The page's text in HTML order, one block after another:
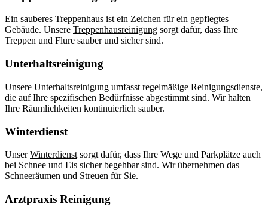
Ein sauberes Treppenhaus ist ein Zeichen für ein gepflegtes
Gebäude. Unsere Treppenhausreinigung sorgt dafür, dass Ihre
Treppen und Flure sauber und sicher sind.
Unterhaltsreinigung
Unsere Unterhaltsreinigung umfasst regelmäßige Reinigungsdienste,
die auf Ihre spezifischen Bedürfnisse abgestimmt sind. Wir halten
Ihre Räumlichkeiten kontinuierlich sauber.
Winterdienst
UnserWinterdienst sorgt dafür, dass Ihre Wege und Parkplätze auch
bei Schnee und Eis sicher begehbar sind. Wir übernehmen das
Schneeräumen und Streuen für Sie.
Arztpraxis Reinigung